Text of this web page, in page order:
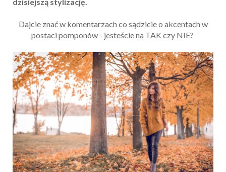
dzisiejszą stylizację.
Dajcie znać w komentarzach co sądzicie o akcentach w
postaci pomponów - jesteście na TAK czy NIE?